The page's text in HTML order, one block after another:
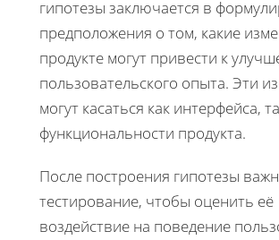
гипотезы заключается в
предположения о том, какие
продукте могут привести к
пользовательского опыта. Эти
могут касаться как интерфейса,
функциональности продукта.
После построения гипотезы
тестирование, чтобы оценить её
воздействие на поведение